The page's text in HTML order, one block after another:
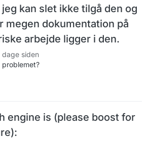
kan slet ikke tilgå den og
megen dokumentation på
arbejde ligger i den.
dage siden
problemet?
engine is (please boost for